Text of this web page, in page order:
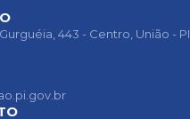
443 - Centro, União - PI